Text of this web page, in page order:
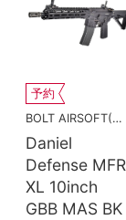
予約
BOLT AIRSOFT(ボルトエアソフト)
Daniel
Defense MFR
XL 10inch
GBB MAS BK